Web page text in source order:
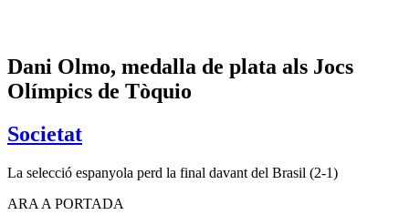
Dani Olmo, medalla de plata als Jocs
Olímpics de Tòquio
Societat
La selecció espanyola perd la final davant del Brasil (2-1)
ARA A PORTADA